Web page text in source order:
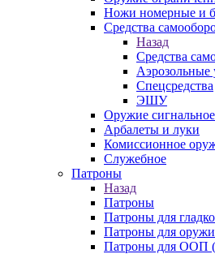
Ножи номерные и
Средства
Назад
Средства
Аэрозольные
Спецсредства
ЭШУ
Оружие
Арбалеты и луки
Комиссионное
Служебное
Патроны
Назад
Патроны
Патроны для
Патроны для
Патроны для ООП